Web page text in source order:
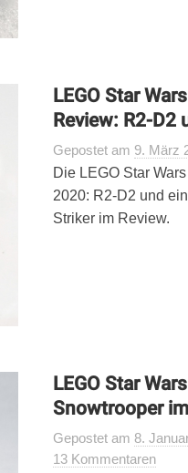
LEGO Star
Review: R2-D2
Gepostetam 9. März
Die LEGO Star
2020: R2-D2 und
Striker im Review.
LEGO Star
Snowtrooper
Gepostetam 8.
13 Kommentaren